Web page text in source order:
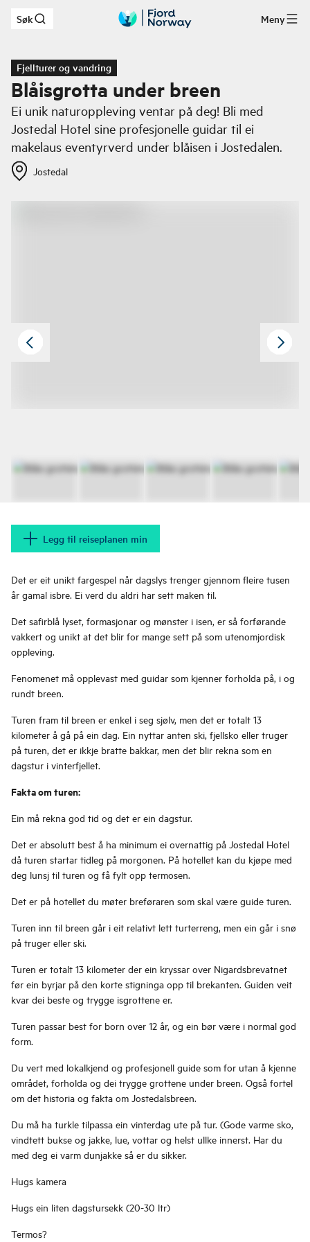
Hopp til hovedinnhold
Søk Meny
Fjellturer og vandring
Blåisgrotta under breen
Ei unik naturoppleving ventar på deg! Bli med
Jostedal Hotel sine profesjonelle guidar til ei
makelaus eventyrverd under blåisen i Jostedalen.
Jostedal
Legg til reiseplanen min
Det er eit unikt fargespel når dagslys trenger gjennom fleire tusen
år gamal isbre. Ei verd du aldri har sett maken til.
Det safirblå lyset, formasjonar og mønster i isen, er så forførande
vakkert og unikt at det blir for mange sett på som utenomjordisk
oppleving.
Fenomenet må opplevast med guidar som kjenner forholda på, i og
rundt breen.
Turen fram til breen er enkel i seg sjølv, men det er totalt 13
kilometer å gå på ein dag. Ein nyttar anten ski, fjellsko eller truger
på turen, det er ikkje bratte bakkar, men det blir rekna som en
dagstur i vinterfjellet.
Fakta om turen:
Ein må rekna god tid og det er ein dagstur.
Det er absolutt best å ha minimum ei overnattig på Jostedal Hotel
då turen startar tidleg på morgonen. På hotellet kan du kjøpe med
deg lunsj til turen og få fylt opp termosen.
Det er på hotellet du møter breføraren som skal være guide turen.
Turen inn til breen går i eit relativt lett turterreng, men ein går i snø
på truger eller ski.
Turen er totalt 13 kilometer der ein kryssar over Nigardsbrevatnet
før ein byrjar på den korte stigninga opp til brekanten. Guiden veit
kvar dei beste og trygge isgrottene er.
Turen passar best for born over 12 år, og ein bør være i normal god
form.
Du vert med lokalkjend og profesjonell guide som for utan å kjenne
området, forholda og dei trygge grottene under breen. Også fortel
om det historia og fakta om Jostedalsbreen.
Du må ha turkle tilpassa ein vinterdag ute på tur. (Gode varme sko,
vindtett bukse og jakke, lue, vottar og helst ullke innerst. Har du
med deg ei varm dunjakke så er du sikker.
Hugs kamera
Hugs ein liten dagstursekk (20-30 ltr)
Termos?